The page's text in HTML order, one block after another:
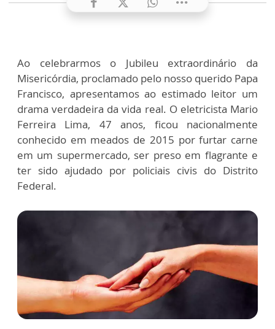
Ao celebrarmos o Jubileu extraordinário da
Misericórdia, proclamado pelo nosso querido Papa
Francisco, apresentamos ao estimado leitor um
drama verdadeira da vida real. O eletricista Mario
Ferreira Lima, 47 anos, ficou nacionalmente
conhecido em meados de 2015 por furtar carne
em um supermercado, ser preso em flagrante e
ter sido ajudado por policiais civis do Distrito
Federal.